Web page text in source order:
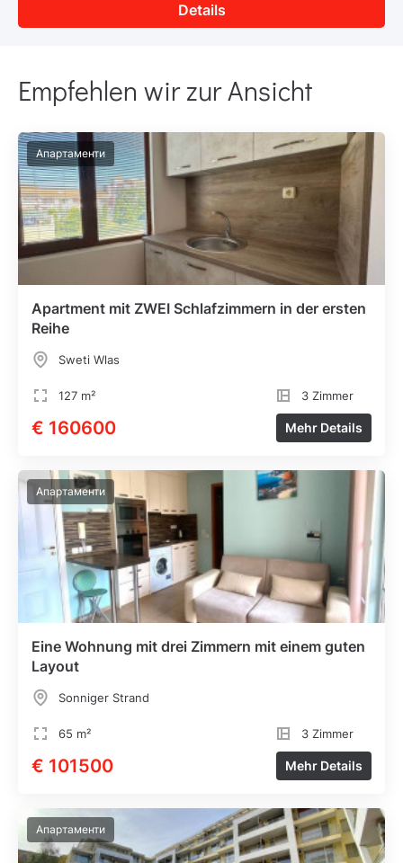
Details
Empfehlen wir zur Ansicht
Апартаменти
Apartment mit ZWEI Schlafzimmern in der ersten
Reihe
Sweti Wlas
127 m² 3 Zimmer
€ 160600 Mehr Details
Апартаменти
Eine Wohnung mit drei Zimmern mit einem guten
Layout
Sonniger Strand
65 m² 3 Zimmer
€ 101500 Mehr Details
Апартаменти